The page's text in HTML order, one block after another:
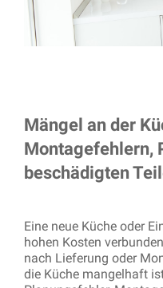
Mängel an der
Montagefehlern,
beschädigten
Eine neue Küche oder
hohen Kosten
nach Lieferung oder
die Küche mangelhaft